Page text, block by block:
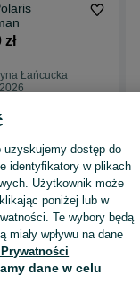
Łańcucka
i narzędzia
Ciężki
ładowarki, wozidła -
Tryniecka
uzyskujemy dostęp do
identyfikatory w plikach
Użytkownik może
poniżej lub w
Te wybory będą
wpływu na dane
dane w celu